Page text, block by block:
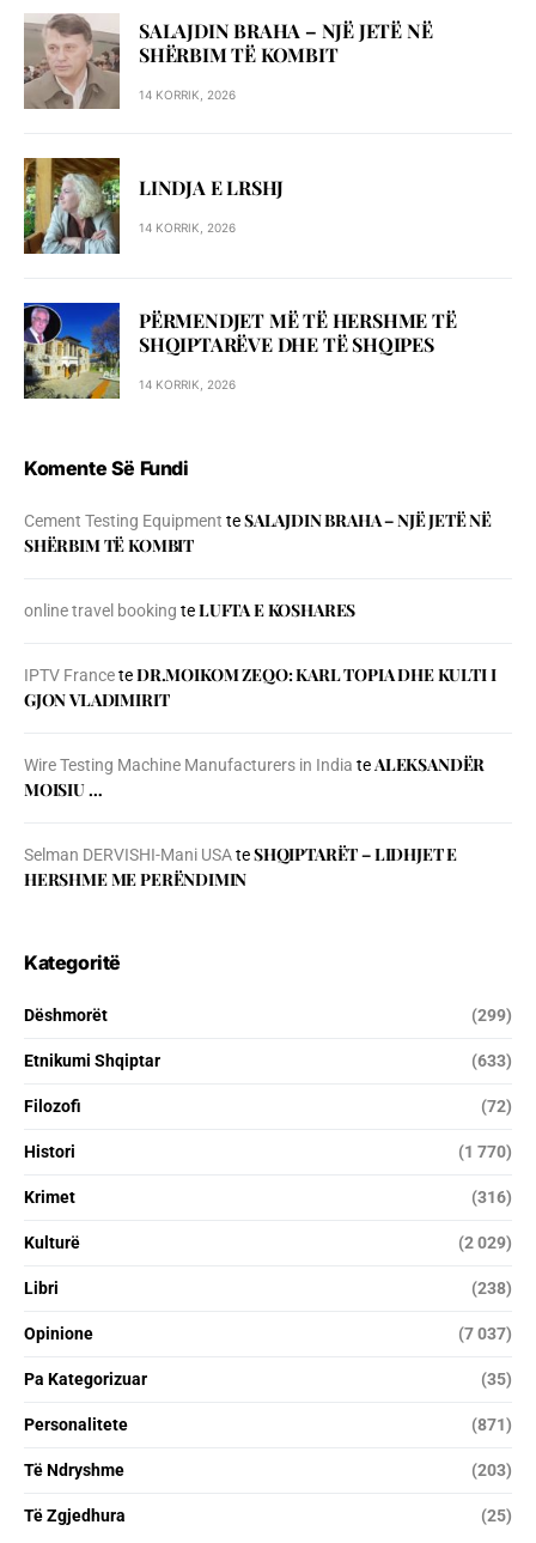
SALAJDIN BRAHA – NJЁ JETЁ NЁ
SHЁRBIM TЁ KOMBIT
14 KORRIK, 2026
LINDJA E LRSHJ
14 KORRIK, 2026
PËRMENDJET MË TË HERSHME TË
SHQIPTARËVE DHE TË SHQIPES
14 KORRIK, 2026
Komente Së Fundi
Cement Testing Equipment teSALAJDIN BRAHA – NJЁ JETЁ NЁ
SHЁRBIM TЁ KOMBIT
online travel booking teLUFTA E KOSHARES
IPTV FranceteDR.MOIKOM ZEQO: KARL TOPIA DHE KULTI I
GJON VLADIMIRIT
Wire Testing Machine Manufacturers in India teALEKSANDËR
MOISIU …
Selman DERVISHI-Mani USAteSHQIPTARËT – LIDHJET E
HERSHME ME PERËNDIMIN
Kategoritë
Dëshmorët (299)
Etnikumi Shqiptar (633)
Filozofi (72)
Histori (1 770)
Krimet (316)
Kulturë (2 029)
Libri (238)
Opinione (7 037)
Pa Kategorizuar (35)
Personalitete (871)
Të Ndryshme (203)
Të Zgjedhura (25)